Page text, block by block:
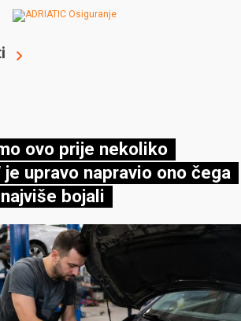
ovo prije nekoliko
je upravo napravio ono čega
bojali